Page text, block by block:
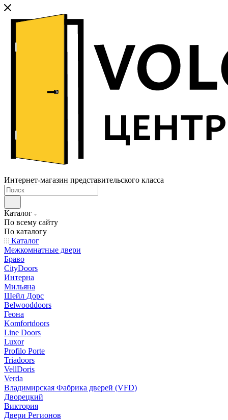
Интернет-магазин представительского класса
Каталог
По всему сайту
По каталогу
Каталог
Межкомнатные двери
Браво
CityDoors
Интерна
Мильяна
Шейл Дорс
Belwooddoors
Геона
Komfortdoors
Line Doors
Luxor
Profilo Porte
Triadoors
VellDoris
Verda
Владимирская Фабрика дверей (VFD)
Дворецкий
Виктория
Двери Регионов